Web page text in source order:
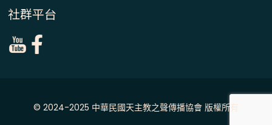
社群平台
© 2024-2025 中華民國天主教之聲傳播協會 版權所有